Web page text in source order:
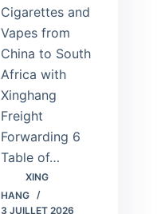
Cigarettes and
Vapes from
China to South
Africa with
Xinghang
Freight
Forwarding 6
Table of…
XING
HANG
3 JUILLET 2026